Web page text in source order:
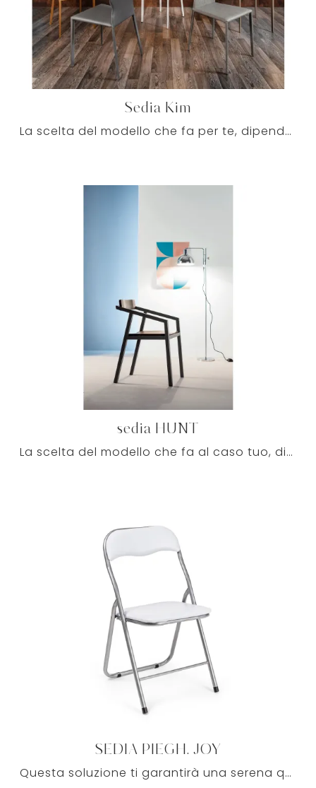
Sedia Kim
La scelta del modello che fa per te, dipenderà dallo stile del locale, dalle sue dimensioni e funzioni; alcune alternative possibili sono legno, ...
sedia HUNT
La scelta del modello che fa al caso tuo, dipenderà dal mood del locale, dalle sue misure e funzioni; alcune opzioni offerte sono legno, plastica e ...
SEDIA PIEGH. JOY
Questa soluzione ti garantirà una serena quotidianità nei locali dove si chiacchiera con familiari e amici, nonché si rivelerà confortevole e ...